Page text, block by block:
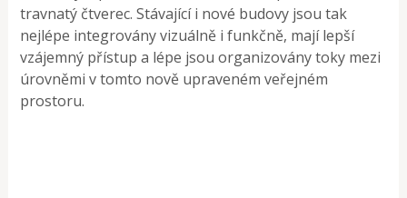
travnatý čtverec. Stávající i nové budovy jsou tak
nejlépe integrovány vizuálně i funkčně, mají lepší
vzájemný přístup a lépe jsou organizovány toky mezi
úrovněmi v tomto nově upraveném veřejném
prostoru.